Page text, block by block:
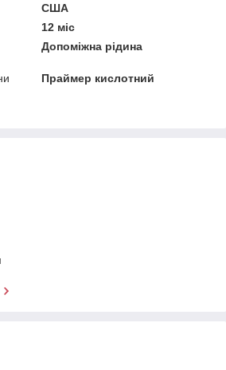
США
12 міс
Допоміжна рідина
Праймер кислотний